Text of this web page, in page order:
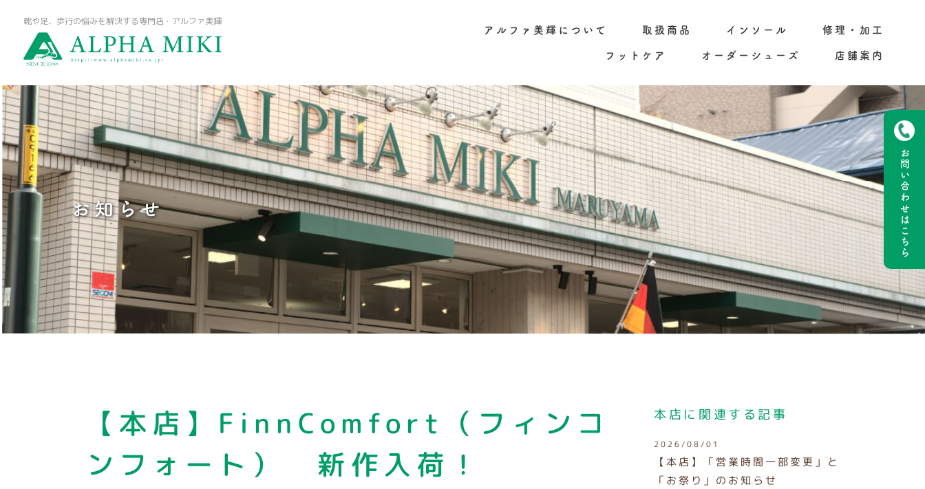
靴や足、歩行の悩みを解決する専門店・アルファ美輝
アルファ美輝について 取扱商品 インソール 修理・加工
フットケア オーダーシューズ 店舗案内
お問い合わせ
はこちら
お知らせ
【本店】FinnComfort（フィンコ
ンフォート） 新作入荷！
本店に関連する記事
2026/08/01
【本店】「営業時間一部変更」と
「お祭り」のお知らせ